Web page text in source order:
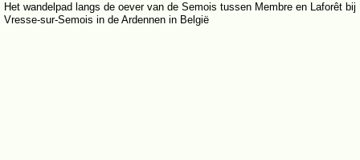
Het wandelpad langs de oever van de Semois tussen Membre en Laforêt bij
Vresse-sur-Semois in de Ardennen in België